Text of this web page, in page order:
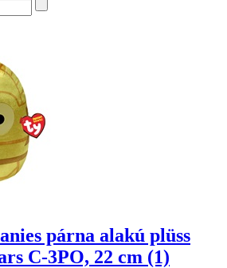
párna alakú plüss
C-3PO, 22 cm (1)